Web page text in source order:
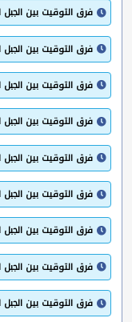
فرق التوقيت بين الجبل
فرق التوقيت بين الجبل
فرق التوقيت بين
فرق التوقيت بين الجبل
فرق التوقيت بين
فرق التوقيت بين
فرق التوقيت بين
فرق التوقيت بين الجبل
فرق التوقيت بين